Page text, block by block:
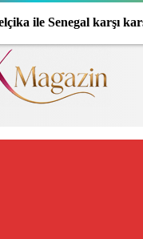
ile Senegal karşı